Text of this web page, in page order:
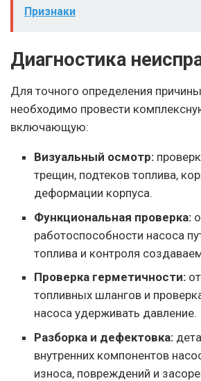
Признаки
Диагностика
Для точного определения
необходимо провести
включающую:
Визуальный осмотр:
трещин, подтеков топлива,
деформации корпуса.
Функциональная проверка:
работоспособности насоса
топлива и контроля
Проверка герметичности:
топливных шлангов и
насоса удерживать давление.
Разборка и дефектовка:
внутренних компонентов
износа, повреждений и